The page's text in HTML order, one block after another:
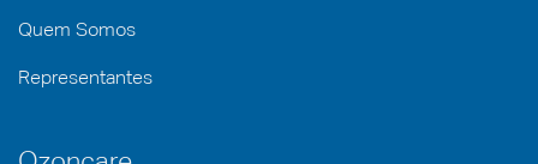
Quem Somos
Representantes